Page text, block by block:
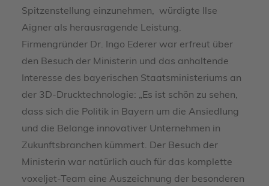
Spitzenstellung einzunehmen, würdigte Ilse
Aigner als herausragende Leistung.
Firmengründer Dr. Ingo Ederer war erfreut über
den Besuch der Ministerin und das anhaltende
Interesse des bayerischen Staatsministeriums an
der 3D-Drucktechnologie: „Es ist schön zu sehen,
dass sich die Politik in Bayern um die Ansiedlung
und die Belange innovativer Unternehmen in
Zukunftsbranchen kümmert. Der Besuch der
Ministerin war natürlich auch für das komplette
voxeljet-Team eine Auszeichnung der besonderen